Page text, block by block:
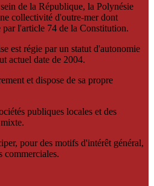
de la République, la Polynésie
collectivité d'outre-mer dont
par l'article 74 de la Constitution.
est régie par un statut d'autonomie
actuel date de 2004.
et dispose de sa propre
publiques locales et des
pour des motifs d'intérêt général,
commerciales.